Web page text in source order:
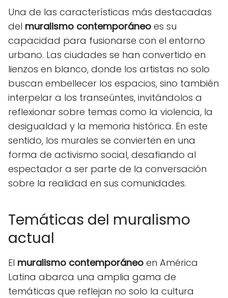
Una de las características más destacadas
del muralismo contemporáneo es su
capacidad para fusionarse con el entorno
urbano. Las ciudades se han convertido en
lienzos en blanco, donde los artistas no solo
buscan embellecer los espacios, sino también
interpelar a los transeúntes, invitándolos a
reflexionar sobre temas como la violencia, la
desigualdad y la memoria histórica. En este
sentido, los murales se convierten en una
forma de activismo social, desafiando al
espectador a ser parte de la conversación
sobre la realidad en sus comunidades.
Temáticas del muralismo
actual
El muralismo contemporáneo en América
Latina abarca una amplia gama de
temáticas que reflejan no solo la cultura